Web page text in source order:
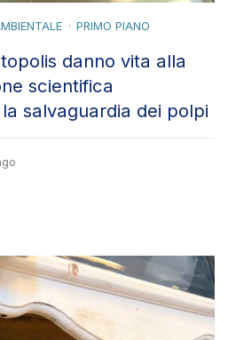
PRIMO PIANO
danno vita alla
scientifica
salvaguardia dei polpi